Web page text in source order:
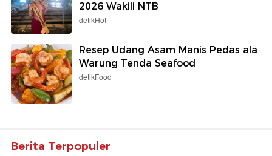
2026 Wakili NTB
detikHot
Resep Udang Asam Manis Pedas ala
Warung Tenda Seafood
detikFood
Berita Terpopuler